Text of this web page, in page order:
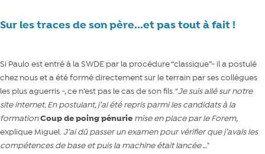
Sur les traces de son père...et pas tout à fait !
Si Paulo est entré à la SWDE par la procédure “classique”- il a postulé
chez nous et a été formé directement sur le terrain par ses collègues
les plus aguerris -, ce n’est pas le cas de son fils. “Je suis allé sur notre
site internet. En postulant, j’ai été repris parmi les candidats à la
formationCoup de poing pénurie mise en place par le Forem,
explique Miguel.J’ai dû passer un examen pour vérifier que j’avais les
compétences de base et puis la machine était lancée …"